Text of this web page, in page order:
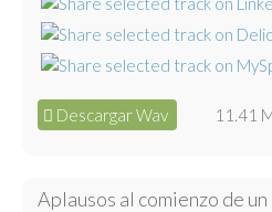
Descargar Wav 11.41
Aplausos al comienzo de